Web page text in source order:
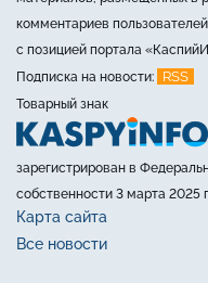
комментариев
с позицией портала
Подписка на новости:
RSS
Товарный знак
зарегистрирован в
собственности 3 марта 2025
Карта сайта
Все новости